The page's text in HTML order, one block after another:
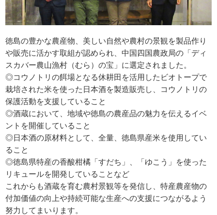
徳島の豊かな農産物、美しい自然や農村の景観を製品作り
や販売に活かす取組が認められ、中国四国農政局の「ディ
スカバー農山漁村（むら）の宝」に選定されました。
◎コウノトリの餌場となる休耕田を活用したビオトープで
栽培された米を使った日本酒を製造販売し、コウノトリの
保護活動を支援していること
◎酒蔵において、地域や徳島の農産品の魅力を伝えるイベ
ントを開催していること
◎日本酒の原材料として、全量、徳島県産米を使用してい
ること
◎徳島県特産の香酸柑橘「すだち」、「ゆこう」を使った
リキュールを開発していることなど
これからも酒蔵を育む農村景観等を発信し、特産農産物の
付加価値の向上や持続可能な生産への支援につながるよう
努力してまいります。